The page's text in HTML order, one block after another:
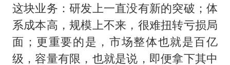
这块业务：研发上一直没有新的突破；体
系成本高，规模上不来，很难扭转亏损局
面；更重要的是，市场整体也就是百亿
级，容量有限，也就是说，即便拿下其中